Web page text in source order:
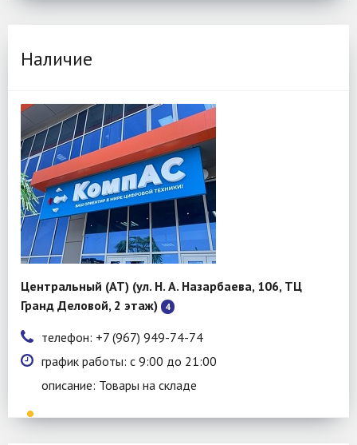
Наличие
Центральный (АТ) (ул. Н. А. Назарбаева, 106, ТЦ
Гранд Деловой, 2 этаж)
4
телефон: +7 (967) 949-74-74
график работы: с 9:00 до 21:00
описание: Товары на складе